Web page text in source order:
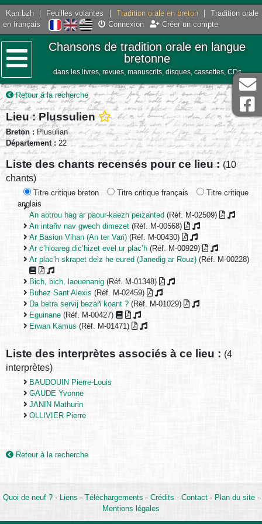
Kan.bzh Feuilles volantes Tradition orale en breton
Tradition orale
en français
Connexion Créer un compte
Menu
Chansons de tradition orale en langue
bretonne
dans les livres, revues, manuscrits, disques, cassettes, CDs
Retour à la recherche
Lieu : Plussulien
Breton : Plusulian
Département : 22
Liste des chants recensés pour ce lieu : (10
chants)
Titre critique breton Titre critique français
Titre critique
anglais
An aotrou hag ar paour-kaezh peizanted (Réf. M-02509)
An intañv nav gwech dimezet (Réf. M-00568)
Ar Basion Vihan (An ter Vari) (Réf. M-00430)
Ar c’hloareg dic’hizet evel ur plac’h (Réf. M-00929)
Ar plac’h skrapet deiz he eured (Janedig ar Rouz) (Réf. M-00228)
Bich, bich, laouenanig (Réf. M-01348)
Buhez Sant Alexis (Réf. M-02459)
Da betra servij bezañ koant ? (Réf. M-01029)
Eguinane (Réf. M-00427)
Erwan Kamus (Réf. M-01471)
Liste des interprètes associés à ce lieu : (4
interprètes)
BAUDOUIN Pierre-Louis
GAUDE Yvonne
JANIN Mathurin
OLLIVIER Pierre
Retour à la recherche
Quoi de neuf ?- Liens - Téléchargements - Crédits - Contact- Plan du site-
Mentions légales